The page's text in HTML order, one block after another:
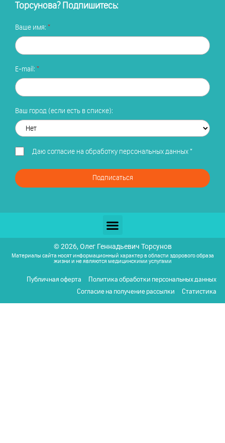
Торсунова? Подпишитесь:
Ваше имя:
E-mail:
Ваш город (если есть в списке):
Даю согласие на обработку персональных данных*
Подписаться
© 2026, Олег Геннадьевич Торсунов
Материалы сайта носят информационный характер в области здорового образа
жизни и не являются медицинскими услугами
Публичная оферта
Политика обработки персональных данных
Согласие на получение рассылки
Статистика